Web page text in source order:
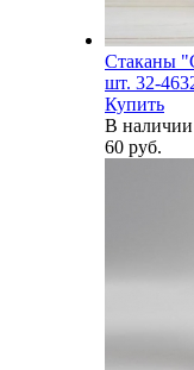
Стаканы
шт. 32-
Купить
В наличии
60 руб.